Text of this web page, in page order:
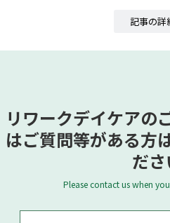
記事の詳
リワークデイケアの
はご質問等がある方
だ
Please contact us when